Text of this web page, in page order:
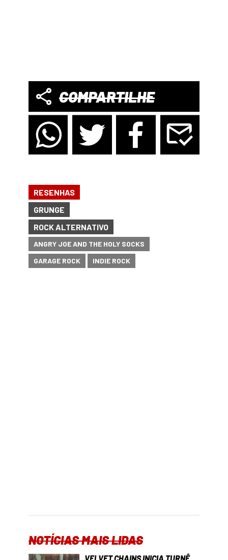
COMPARTILHE
RESENHAS
GRUNGE
ROCK ALTERNATIVO
ANGRY JOE AND THE HOLY SOCKS
GARAGE ROCK
INDIE ROCK
NOTÍCIAS MAIS LIDAS